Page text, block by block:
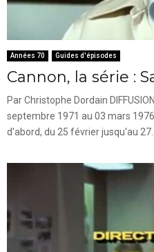
Années 70 Guides d'épisodes
Cannon, la série :
Par Christophe Dordain
septembre 1971 au 03 mars
d'abord, du 25 février jusqu'au 27...